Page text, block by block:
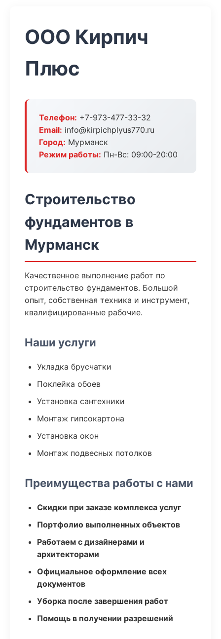
ООО Кирпич
Плюс
Телефон: +7-973-477-33-32
Email: info@kirpichplyus770.ru
Город: Мурманск
Режим работы: Пн-Вс: 09:00-20:00
Строительство
фундаментов в
Мурманск
Качественное выполнение работ по
строительство фундаментов. Большой
опыт, собственная техника и инструмент,
квалифицированные рабочие.
Наши услуги
Укладка брусчатки
Поклейка обоев
Установка сантехники
Монтаж гипсокартона
Установка окон
Монтаж подвесных потолков
Преимущества работы с нами
Скидки при заказе комплекса услуг
Портфолио выполненных объектов
Работаем с дизайнерами и
архитекторами
Официальное оформление всех
документов
Уборка после завершения работ
Помощь в получении разрешений